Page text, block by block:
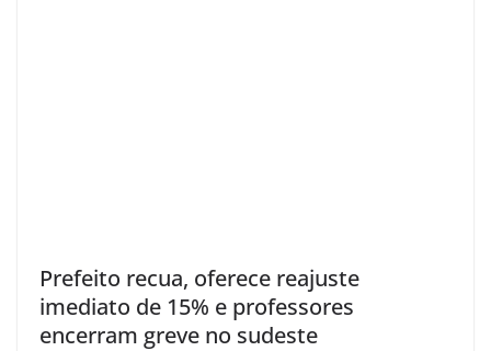
Prefeito recua, oferece reajuste
imediato de 15% e professores
encerram greve no sudeste